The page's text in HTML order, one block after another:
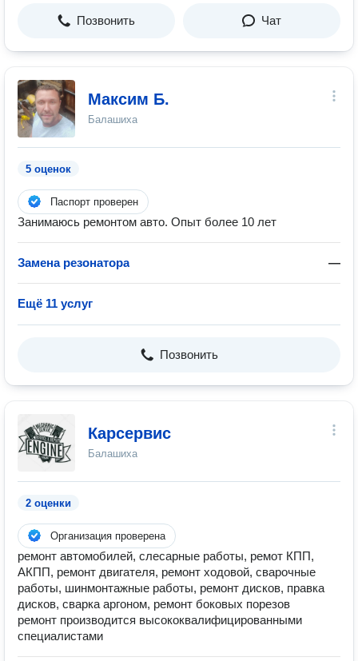
Позвонить Чат
Максим Б.
Балашиха
5 оценок
Паспорт проверен
Занимаюсь ремонтом авто. Опыт более 10 лет
Замена резонатора —
Ещё 11 услуг
Позвонить
Карсервис
Балашиха
2 оценки
Организация проверена
ремонт автомобилей, слесарные работы, ремот КПП,
АКПП, ремонт двигателя, ремонт ходовой, сварочные
работы, шинмонтажные работы, ремонт дисков, правка
дисков, сварка аргоном, ремонт боковых порезов
ремонт производится высококвалифицированными
специалистами